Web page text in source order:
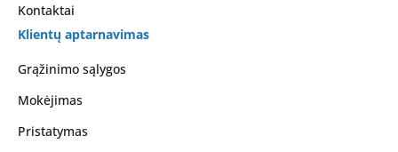
Kontaktai
Klientų aptarnavimas
Grąžinimo sąlygos
Mokėjimas
Pristatymas